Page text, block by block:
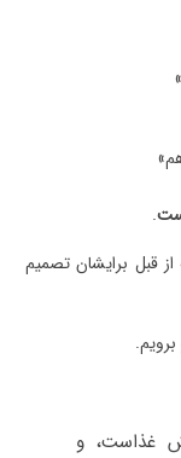
.
قبل برایشان تصمیم
غذاست، و